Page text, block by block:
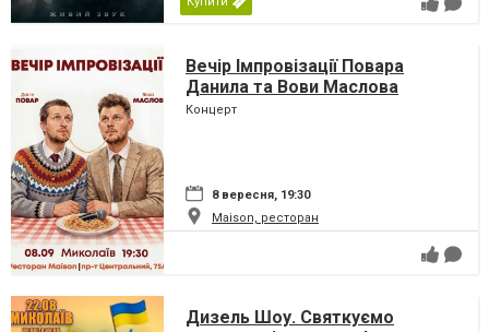
Вечір Імпровізації Повара
Данила та Вови Маслова
Концерт
8 вересня, 19:30
Maison, ресторан
Дизель Шоу. Святкуємо